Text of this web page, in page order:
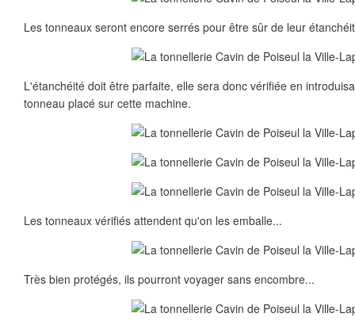
Les tonneaux seront encore serrés pour être sûr de leur
L'étanchéité doit être parfaite, elle sera donc vérifiée en
tonneau placé sur cette machine.
Les tonneaux vérifiés attendent qu'on les emballe...
Très bien protégés, ils pourront voyager sans encombre...